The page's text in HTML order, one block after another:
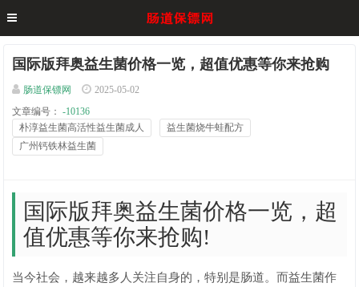
国际版拜奥益生菌价格一览，超值优惠等你来抢购
肠道保镖网
2025-05-02
文章编号：
-10136
朴淳益生菌高活性益生菌成人
益生菌烧牛蛙配方
广州钙铁林益生菌
国际版拜奥益生菌价格一览，超
值优惠等你来抢购!
当今社会，越来越多人关注自身的，特别是肠道。而益生菌作